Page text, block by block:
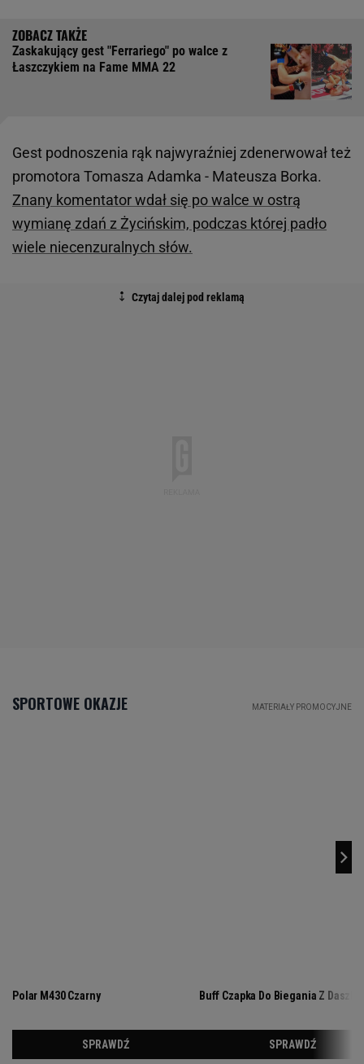
Zaskakujący gest "Ferrariego" po walce z
Łaszczykiem na Fame MMA 22
Gest podnoszenia rąk najwyraźniej zdenerwował też
promotora Tomasza Adamka - Mateusza Borka.
Znany komentator wdał się po walce w ostrą
wymianę zdań z Życińskim, podczas której padło
wiele niecenzuralnych słów.